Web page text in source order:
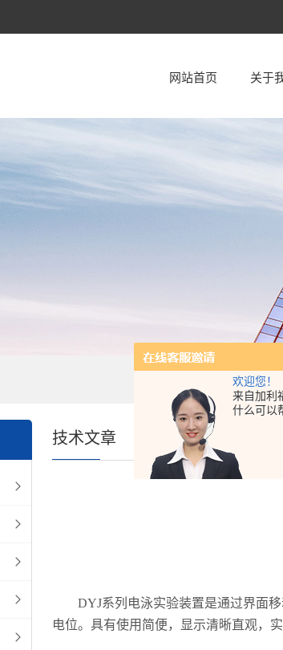
欢迎您！
来自加利
什么可以
网站首页 关于
技术文章
DYJ系列电泳实验装置是通过界面移
电位。具有使用简便，显示清晰直观，